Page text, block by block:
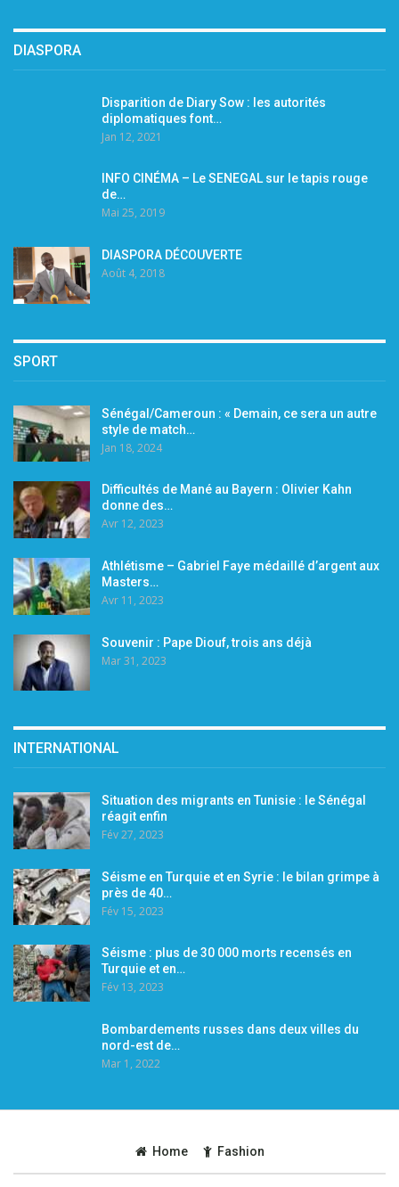
DIASPORA
Disparition de Diary Sow : les autorités
diplomatiques font…
Jan 12, 2021
INFO CINÉMA – Le SENEGAL sur le tapis rouge
de…
Mai 25, 2019
DIASPORA DÉCOUVERTE
Août 4, 2018
SPORT
Sénégal/Cameroun : « Demain, ce sera un autre
style de match…
Jan 18, 2024
Difficultés de Mané au Bayern : Olivier Kahn
donne des…
Avr 12, 2023
Athlétisme – Gabriel Faye médaillé d’argent aux
Masters…
Avr 11, 2023
Souvenir : Pape Diouf, trois ans déjà
Mar 31, 2023
INTERNATIONAL
Situation des migrants en Tunisie : le Sénégal
réagit enfin
Fév 27, 2023
Séisme en Turquie et en Syrie : le bilan grimpe à
près de 40…
Fév 15, 2023
Séisme : plus de 30 000 morts recensés en
Turquie et en…
Fév 13, 2023
Bombardements russes dans deux villes du
nord-est de…
Mar 1, 2022
Home Fashion